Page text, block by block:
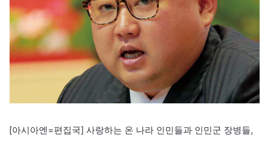
[아시아엔=편집국] 사랑하는 온 나라 인민들과 인민군 장병들,